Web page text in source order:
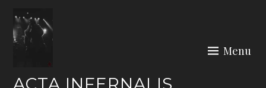
content
ACTA INFERNALIS
Menu